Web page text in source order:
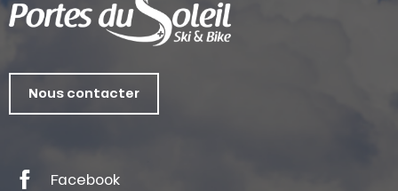
Nous contacter
Facebook